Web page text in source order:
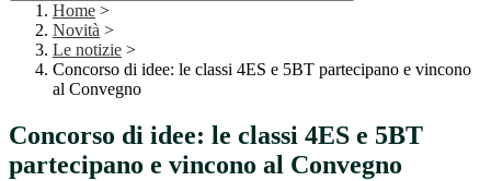
Home >
Novità >
Le notizie >
Concorso di idee: le classi 4ES e 5BT partecipano e vincono
al Convegno
Concorso di idee: le classi 4ES e 5BT
partecipano e vincono al Convegno